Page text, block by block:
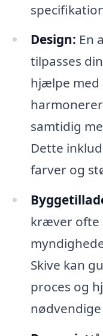
Design: En
tilpasses
hjælpe med
samtidig
Dette
farver og
kræver ofte
Skive kan
proces og